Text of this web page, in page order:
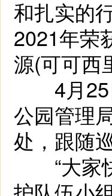
和扎实的
2021年荣
源(可可西
4月25
公园管理
处，跟随
“大家快